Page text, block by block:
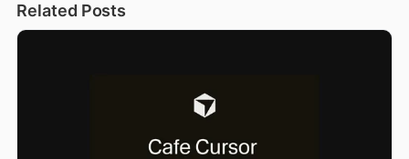
Related Posts